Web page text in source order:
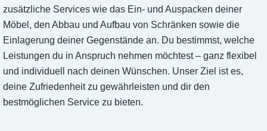
zusätzliche Services wie das Ein- und Auspacken deiner
Möbel, den Abbau und Aufbau von Schränken sowie die
Einlagerung deiner Gegenstände an. Du bestimmst, welche
Leistungen du in Anspruch nehmen möchtest – ganz flexibel
und individuell nach deinen Wünschen. Unser Ziel ist es,
deine Zufriedenheit zu gewährleisten und dir den
bestmöglichen Service zu bieten.